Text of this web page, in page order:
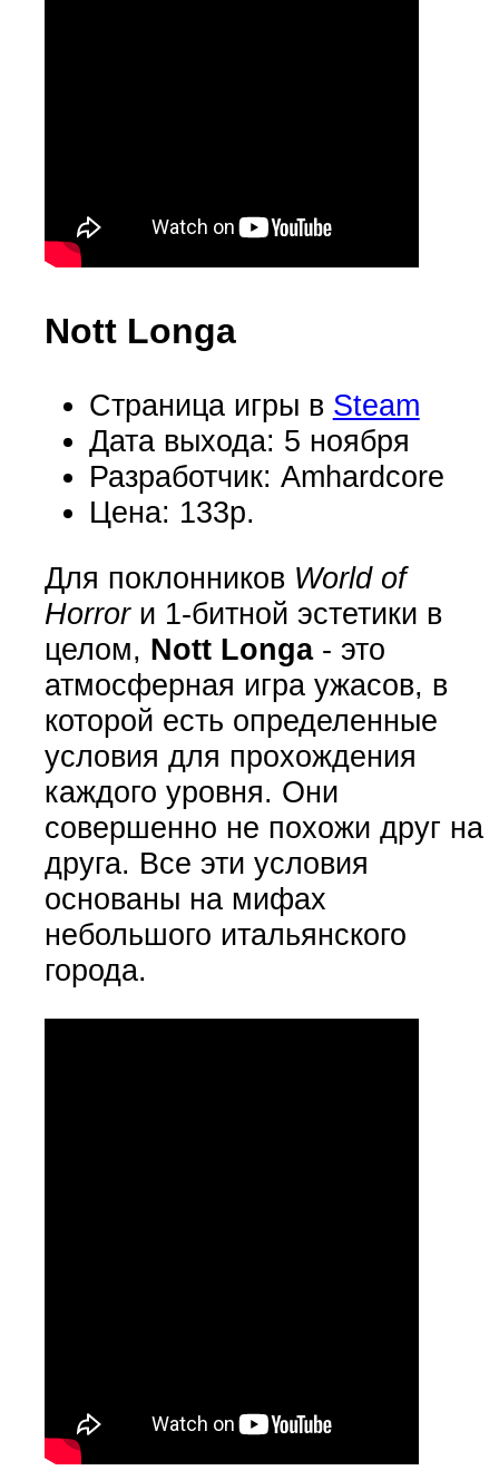
Nott Longa
Страница игры в Steam
Дата выхода: 5 ноября
Разработчик: Amhardcore
Цена: 133р.
Для поклонников World of
Horrorи 1-битной эстетики в
целом, Nott Longa- это
атмосферная игра ужасов, в
которой есть определенные
условия для прохождения
каждого уровня. Они
совершенно не похожи друг на
друга. Все эти условия
основаны на мифах
небольшого итальянского
города.